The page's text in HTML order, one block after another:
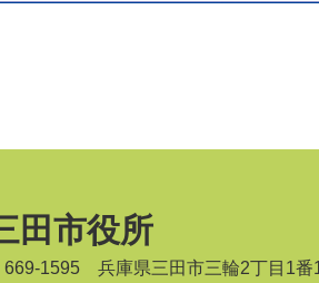
田市役所
669-1595 兵庫県三田市三輪2丁目1番